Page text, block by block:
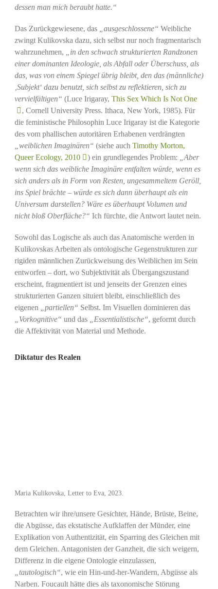
dessen man mich beraubt hatte.“
Das Zurückgewiesene, das „ausgeschlossene“ Weibliche
zwingt Kulikovska dazu, sich selbst nur noch fragmentarisch
wahrzunehmen,
„in den schwach strukturierten Randzonen
einer dominanten Ideologie, als Abfall oder Überschuss, als
das, was von einem Spiegel übrig bleibt, den das (männliche)
‚Subjekt‘ dazu benutzt, sich selbst zu reflektieren, sich zu
vervielfältigen“ (Luce Irigaray, This Sex Which Is Not One
, Cornell University Press. Ithaca, New York, 1985). Für
die feministische Philosophin Luce Irigaray ist die Kategorie
des vom phallischen autoritären Erhabenen verdrängten
„weiblichen Imaginären“ (siehe auch Timothy Morton,
Queer Ecology, 2010
) ein grundlegendes Problem:
„Aber
wenn sich das weibliche Imaginäre entfalten würde, wenn es
sich anders als in Form von Resten, ungesammeltem Geröll,
ins Spiel brächte – würde es sich dann überhaupt als ein
Universum darstellen? Wäre es überhaupt Volumen und
nicht bloß Oberfläche?“ Ich fürchte, die Antwort lautet nein.
Sowohl das Logische als auch das Anatomische werden in
Kulikovskas Arbeiten als ontologische Gegenstrukturen zur
rigiden männlichen Zurückweisung des Weiblichen im Sein
entworfen – dort, wo Subjektivität als Übergangszustand
erscheint, fragmentiert ist und jenseits der Grenzen eines
strukturierten Ganzen situiert bleibt, einschließlich des
eigenen
„partiellen“ Selbst. Im Visuellen dominieren das
„Vorkognitive“ und das „Essentialistische“, geformt durch
die Affektivität von Material und Methode.
Diktatur des Realen
Maria Kulikovska, Letter to Eva, 2023.
Betrachten wir ihre/unsere Gesichter, Hände, Brüste, Beine,
die Abgüsse, das ekstatische Aufklaffen der Münder, eine
Explikation von Authentizität, ein Sparring des Gleichen mit
dem Gleichen. Antagonisten der Ganzheit, die sich weigern,
Differenz in die eigene Ontologie einzulassen,
„tautologisch“, wie ein Hin-und-her-Wandern, Abgüsse als
Narben. Foucault hätte dies als taxonomische Störung